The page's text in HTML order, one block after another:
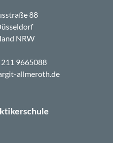
88
NRW
9665088
allmeroth.de